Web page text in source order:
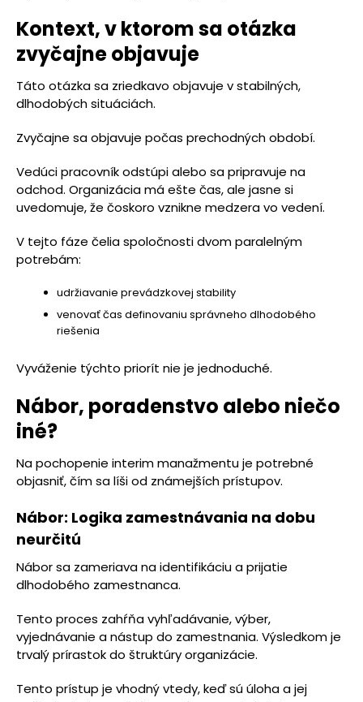
Kontext, v ktorom sa otázka
zvyčajne objavuje
Táto otázka sa zriedkavo objavuje v stabilných,
dlhodobých situáciách.
Zvyčajne sa objavuje počas prechodných období.
Vedúci pracovník odstúpi alebo sa pripravuje na
odchod. Organizácia má ešte čas, ale jasne si
uvedomuje, že čoskoro vznikne medzera vo vedení.
V tejto fáze čelia spoločnosti dvom paralelným
potrebám:
udržiavanie prevádzkovej stability
venovať čas definovaniu správneho dlhodobého
riešenia
Vyváženie týchto priorít nie je jednoduché.
Nábor, poradenstvo alebo niečo
iné?
Na pochopenie interim manažmentu je potrebné
objasniť, čím sa líši od známejších prístupov.
Nábor: Logika zamestnávania na dobu
neurčitú
Nábor sa zameriava na identifikáciu a prijatie
dlhodobého zamestnanca.
Tento proces zahŕňa vyhľadávanie, výber,
vyjednávanie a nástup do zamestnania. Výsledkom je
trvalý prírastok do štruktúry organizácie.
Tento prístup je vhodný vtedy, keď sú úloha a jej